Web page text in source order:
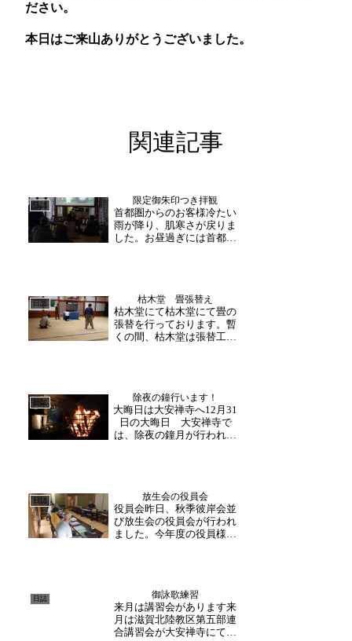
ださい。
本日はご来山ありがとうございました。
関連記事
日誌 限定御朱印つき拝観
首都圏からのお客様冷たい
雨が降り、肌寒さが戻りま
した。お昼過ぎには首都圏
に参加。VTRによる坐禅体
験にも挑戦され、足の組み
方や姿勢に苦戦されてい...
日誌 枯木堂 畳張替え
枯木堂にて枯木堂にて畳の
張替を行っております。暫
くの間、枯木堂は張替工事
迷惑をお掛け致しますが、
何卒宜しくお願いいたしま
す。 (助野)
日誌 除夜の鐘行います！
大晦日は大安禅寺へ12月31
日の大晦日 大安禅寺で
は、除夜の鐘月が行われま
会が行われますので、鐘つ
きの後はお堂にお集まりく
ださい。あたたか...
日誌 放生会の役員会
役員会昨日、秋季彼岸会並
び放生会の役員会が行われ
ました。今年度の役員様方
が始まってからの変更点な
どを確認されました。この
度はお忙しい中、ありが
と...
日誌 御詠歌練習
来月は講習会があります来
月は滋賀北陸教区第五部連
合講習会が大安禅寺にて行